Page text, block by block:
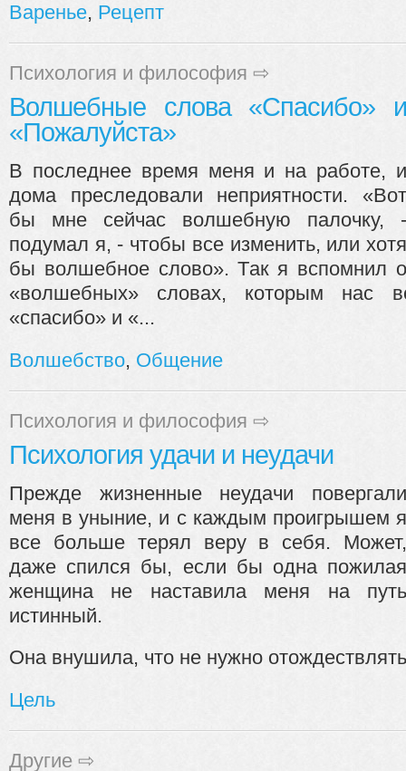
Варенье, Рецепт
Психология и философия ⇨
Волшебные слова «Спасибо» и
«Пожалуйста»
В последнее время меня и на работе, и
дома преследовали неприятности. «Вот
бы мне сейчас волшебную палочку, -
подумал я, - чтобы все изменить, или хотя
бы волшебное слово». Так я вспомнил о
«волшебных» словах, которым нас
«спасибо» и «...
Волшебство, Общение
Психология и философия ⇨
Психология удачи и неудачи
Прежде жизненные неудачи повергали
меня в уныние, и с каждым проигрышем я
все больше терял веру в себя. Может,
даже спился бы, если бы одна пожилая
женщина не наставила меня на путь
истинный.
Она внушила, что не нужно
Цель
Другие ⇨